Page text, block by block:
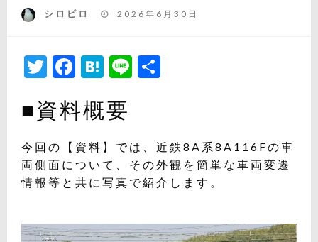
シロピロ
投
2026年6月30日
Twitter
Facebook
Hatena
Line
■資料概要
今回の【資料】では、近鉄8A系8A116Fの車
両側面について、その外観を簡単な車両変遷
情報等と共に写真で紹介します。